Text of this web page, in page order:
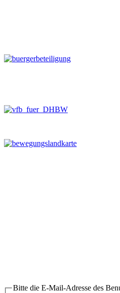
Bitte die E-Mail-Adresse des